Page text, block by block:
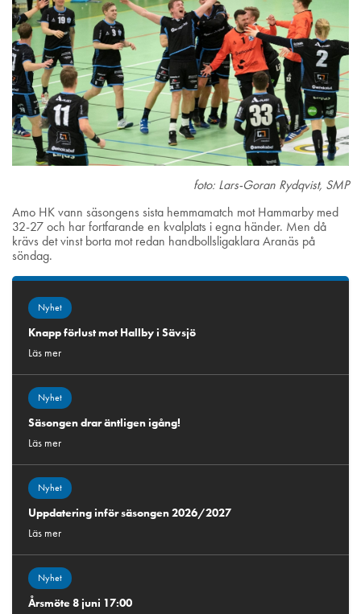
foto: Lars-Goran Rydqvist, SMP
Amo HK vann säsongens sista hemmamatch mot Hammarby med
32-27 och har fortfarande en kvalplats i egna händer. Men då
krävs det vinst borta mot redan handbollsligaklara Aranäs på
söndag.
Nyhet
Knapp förlust mot Hallby i Sävsjö
Läs mer
Nyhet
Säsongen drar äntligen igång!
Läs mer
Nyhet
Uppdatering inför säsongen 2026/2027
Läs mer
Nyhet
Årsmöte 8 juni 17:00